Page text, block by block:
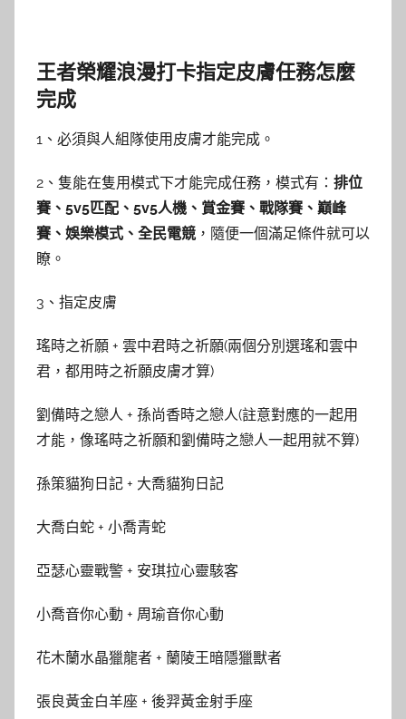
王者榮耀浪漫打卡指定皮膚任務怎麼
完成
1、必須與人組隊使用皮膚才能完成。
2、隻能在隻用模式下才能完成任務，模式有： 排位
賽、5v5匹配、5v5人機、賞金賽、戰隊賽、巔峰
賽、娛樂模式、全民電競 ，隨便一個滿足條件就可以
瞭。
3、指定皮膚
瑤時之祈願 + 雲中君時之祈願(兩個分別選瑤和雲中
君，都用時之祈願皮膚才算)
劉備時之戀人 + 孫尚香時之戀人(註意對應的一起用
才能，像瑤時之祈願和劉備時之戀人一起用就不算)
孫策貓狗日記 + 大喬貓狗日記
大喬白蛇 + 小喬青蛇
亞瑟心靈戰警 + 安琪拉心靈駭客
小喬音你心動 + 周瑜音你心動
花木蘭水晶獵龍者 + 蘭陵王暗隱獵獸者
張良黃金白羊座 + 後羿黃金射手座